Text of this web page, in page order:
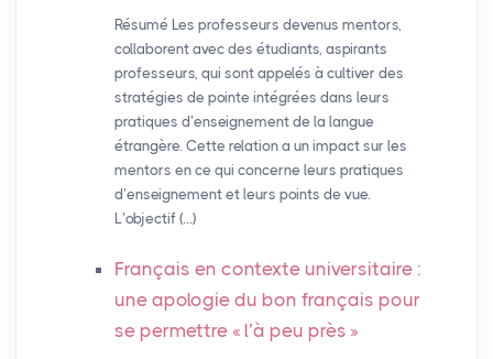
Résumé Les professeurs devenus mentors,
collaborent avec des étudiants, aspirants
professeurs, qui sont appelés à cultiver des
stratégies de pointe intégrées dans leurs
pratiques d’enseignement de la langue
étrangère. Cette relation a un impact sur les
mentors en ce qui concerne leurs pratiques
d’enseignement et leurs points de vue.
L’objectif (…)
Français en contexte universitaire :
une apologie du bon français pour
se permettre « l’à peu près »